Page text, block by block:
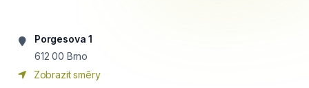
Porgesova 1
612 00 Brno
Zobrazit směry